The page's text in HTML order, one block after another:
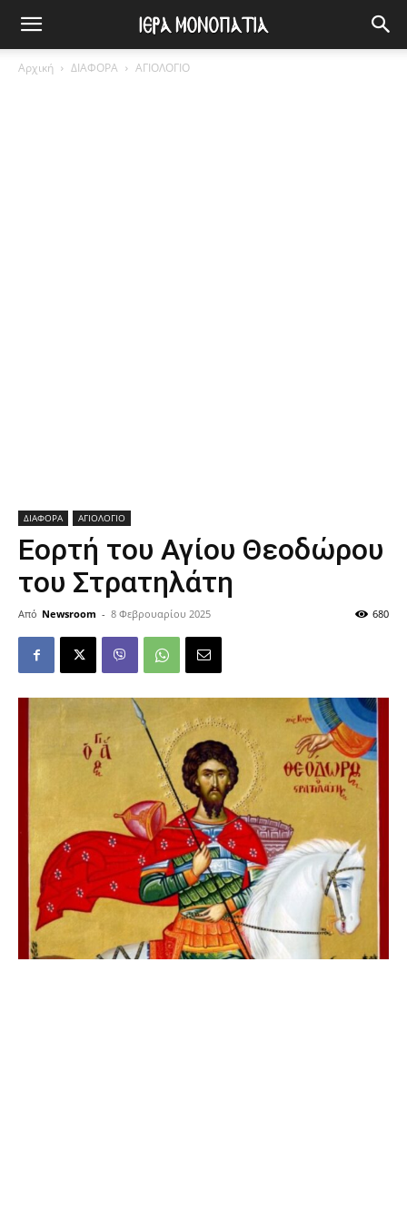
Αρχική ΔΙΑΦΟΡΑ ΑΓΙΟΛΟΓΙΟ
ΔΙΑΦΟΡΑ ΑΓΙΟΛΟΓΙΟ
Εορτή του Αγίου Θεοδώρου
του Στρατηλάτη
Από Newsroom - 8 Φεβρουαρίου 2025 680